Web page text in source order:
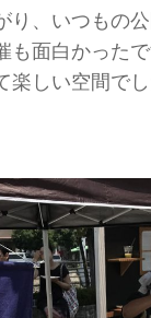
り、いつもの
も面白かった
しい空間でし